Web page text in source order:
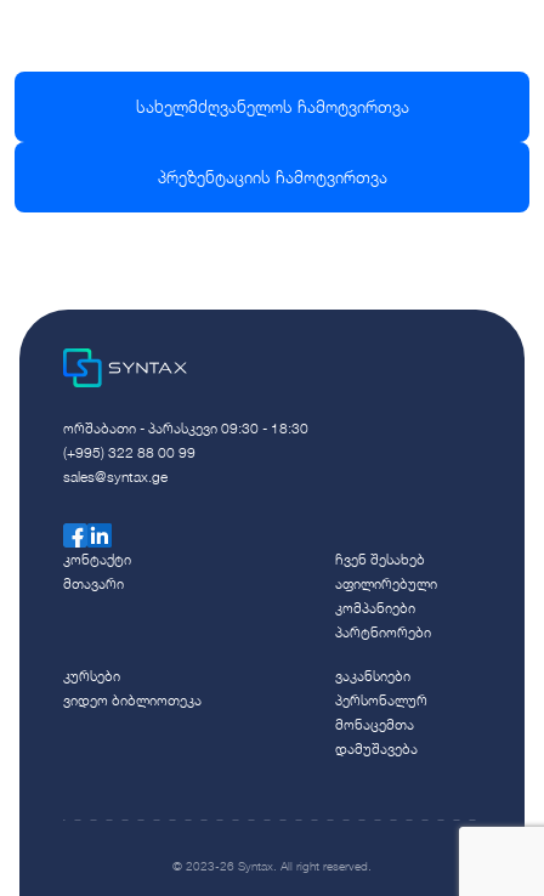
სახელმძღვანელოს ჩამოტვირთვა
პრეზენტაციის ჩამოტვირთვა
ორშაბათი - პარასკევი 09:30 - 18:30
(+995) 322 88 00 99
sales@syntax.ge
კონტაქტი
მთავარი
ჩვენ შესახებ
აფილირებული
კომპანიები
პარტნიორები
კურსები
ვიდეო ბიბლიოთეკა
ვაკანსიები
პერსონალურ
მონაცემთა
დამუშავება
© 2023-26 Syntax. All right reserved.